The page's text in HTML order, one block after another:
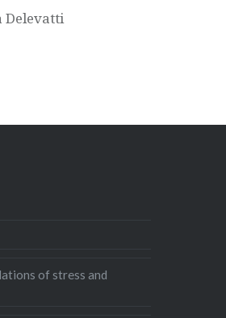
Delevatti
of stress and